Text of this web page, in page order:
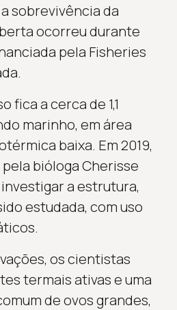
sobrevivência da
ocorreu durante
pela Fisheries
fica a cerca de 1,1
marinho, em área
baixa. Em 2019,
bióloga Cherisse
a estrutura,
estudada, com uso
os cientistas
termais ativas e uma
de ovos grandes,